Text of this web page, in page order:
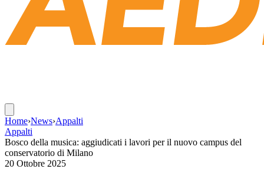
Home›News›Appalti
Appalti
Bosco della musica: aggiudicati i lavori per il nuovo campus del
conservatorio di Milano
20 Ottobre 2025